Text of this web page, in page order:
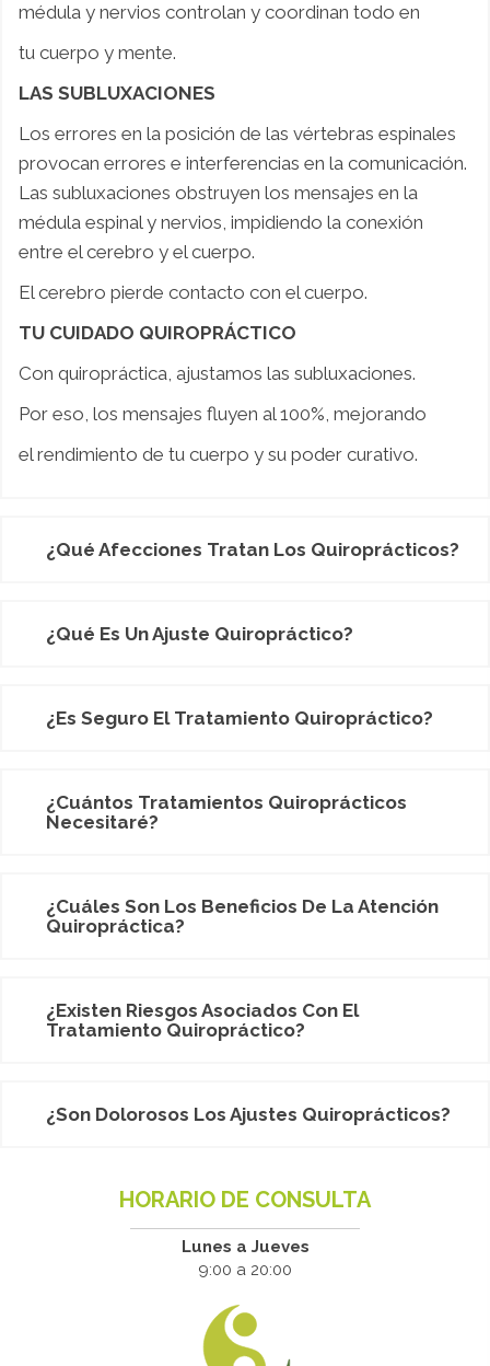
médula y nervios controlan y coordinan todo en
tu cuerpo y mente.
LAS SUBLUXACIONES
Los errores en la posición de las vértebras espinales
provocan errores e interferencias en la comunicación.
Las subluxaciones obstruyen los mensajes en la
médula espinal y nervios, impidiendo la conexión
entre el cerebro y el cuerpo.
El cerebro pierde contacto con el cuerpo.
TU CUIDADO QUIROPRÁCTICO
Con quiropráctica, ajustamos las subluxaciones.
Por eso, los mensajes fluyen al 100%, mejorando
el rendimiento de tu cuerpo y su poder curativo.
¿Qué Afecciones Tratan Los Quiroprácticos?
¿Qué Es Un Ajuste Quiropráctico?
¿Es Seguro El Tratamiento Quiropráctico?
¿Cuántos Tratamientos Quiroprácticos
Necesitaré?
¿Cuáles Son Los Beneficios De La Atención
Quiropráctica?
¿Existen Riesgos Asociados Con El
Tratamiento Quiropráctico?
¿Son Dolorosos Los Ajustes Quiroprácticos?
HORARIO DE CONSULTA
Lunes a Jueves
9:00 a 20:00